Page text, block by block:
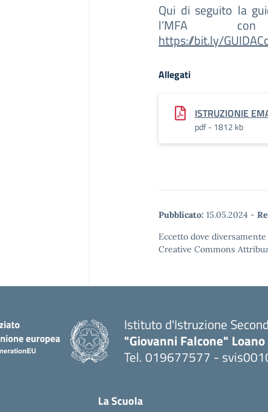
Qui di seguito la
l’MFA
https://bit.ly/
Allegati
ISTRUZIONIE
pdf - 1812 kb
Pubblicato: 15.05.2024 -
Eccetto dove
Creative Commons
Istituto d'Istruzione
"Giovanni Falcone" Loano
Tel. 019677577 -
La Scuola